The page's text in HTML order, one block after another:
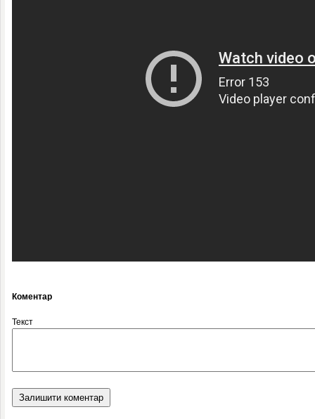
Коментар
Текст